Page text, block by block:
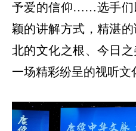
予爱的信仰……选手们
颖的讲解方式，精湛
北的文化之根、今日
一场精彩纷呈的视听文